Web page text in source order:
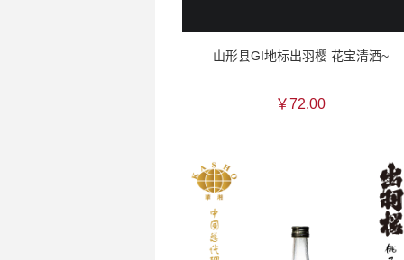
山形县GI地标出羽樱 花宝清酒~
￥72.00